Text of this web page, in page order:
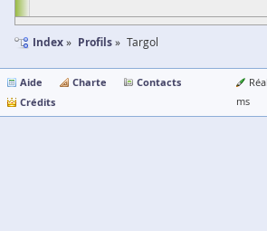
Index Profils Targol
Aide Charte
Contacts
Crédits
ms